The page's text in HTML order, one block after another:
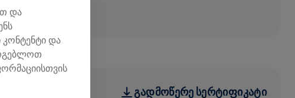
ᲒᲐᲓᲛᲝᲬᲔᲠᲔ ᲡᲔᲠᲢᲘᲤᲘᲙᲐᲢᲘ
და
და